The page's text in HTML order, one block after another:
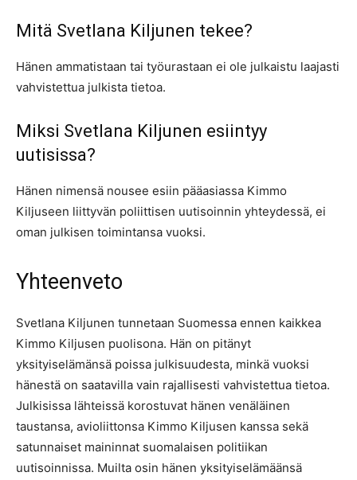
Mitä Svetlana Kiljunen tekee?
Hänen ammatistaan tai työurastaan ei ole julkaistu laajasti
vahvistettua julkista tietoa.
Miksi Svetlana Kiljunen esiintyy
uutisissa?
Hänen nimensä nousee esiin pääasiassa Kimmo
Kiljuseen liittyvän poliittisen uutisoinnin yhteydessä, ei
oman julkisen toimintansa vuoksi.
Yhteenveto
Svetlana Kiljunen tunnetaan Suomessa ennen kaikkea
Kimmo Kiljusen puolisona. Hän on pitänyt
yksityiselämänsä poissa julkisuudesta, minkä vuoksi
hänestä on saatavilla vain rajallisesti vahvistettua tietoa.
Julkisissa lähteissä korostuvat hänen venäläinen
taustansa, avioliittonsa Kimmo Kiljusen kanssa sekä
satunnaiset maininnat suomalaisen politiikan
uutisoinnissa. Muilta osin hänen yksityiselämäänsä